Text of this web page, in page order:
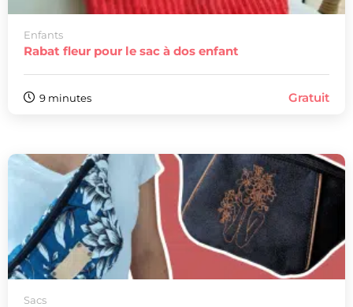
Enfants
Rabat fleur pour le sac à dos enfant
9 minutes Gratuit
Sacs